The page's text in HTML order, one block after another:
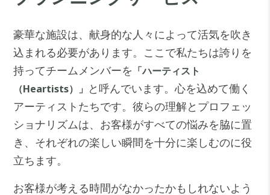
豪華な施設は、献身的な人々によって活気を吹き
込まれる必要があります。ここで私たちは誇りを
持ってチームメンバーを 「ハーティスト
（Heartists）」 と呼んでいます。心を込めて働く
アーティストたちです。彼らの理解とプロフェッ
ショナリズムは、お客様がすべての悩みを脇に置
き、それぞれの楽しい瞬間を十分に楽しむのに役
立ちます。
お客様が考える時間がなかったかもしれないよう